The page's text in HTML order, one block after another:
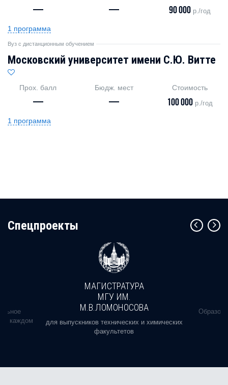
— — 90 000 р./год
1 программа
Вуз с дистанционным обучением
Московский университет имени С.Ю. Витте
Прох. балл
—
Бюдж. мест
—
Стоимость
100 000 р./год
1 программа
Cпецпроекты
в каждом
МАГИСТРАТУРА
МГУ ИМ.
М.В.ЛОМОНОСОВА
для выпускников технических и химических
факультетов